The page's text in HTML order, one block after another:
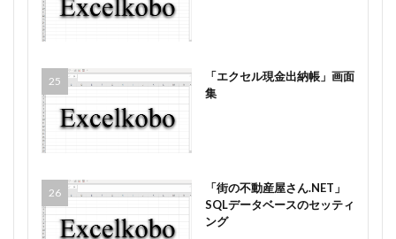
「エクセル現金出納帳」画面
集
「街の不動産屋さん.NET」
SQLデータベースのセッティ
ング